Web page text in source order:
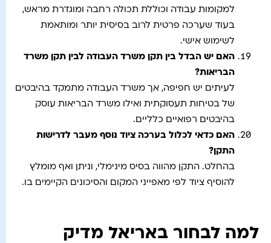
למקומות עבודה וכוללת תכולה רחבה ומוגדרת מראש,
בעוד שערכה פרטית לרוב בסיסית יותר ומותאמת
לשימוש אישי.
האם יש הבדל בין תקן משרד העבודה לבין תקן משרד
הבריאות?
לעיתים יש חפיפה, אך משרד העבודה מתמקד בהיבטים
של בטיחות תעסוקתית ואילו משרד הבריאות עוסק
בהיבטים רפואיים כלליים.
האם כדאי לכלול בערכה ציוד נוסף מעבר לדרישות
התקן?
בהחלט. התקן מהווה בסיס מינימלי, וניתן ואף מומלץ
להוסיף ציוד לפי מאפייני המקום והסיכונים הקיימים בו.
למה לבחור באריאל מדיק